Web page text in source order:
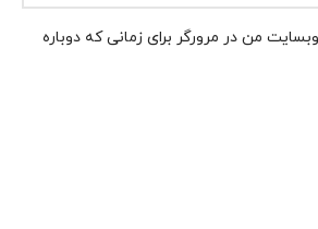
من در مرورگر برای زمانی که دوباره